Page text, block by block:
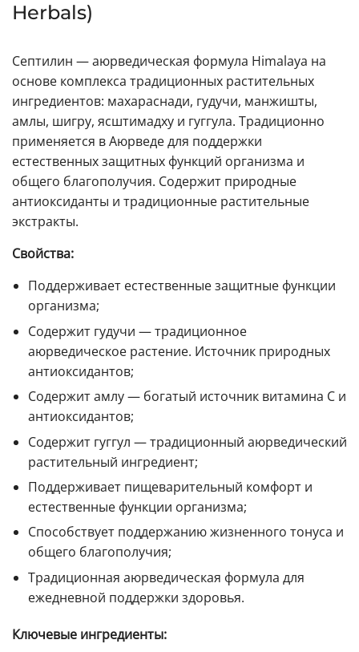
Herbals)
Септилин — аюрведическая формула Himalaya на
основе комплекса традиционных растительных
ингредиентов: махараснади, гудучи, манжишты,
амлы, шигру, ясштимадху и гуггула. Традиционно
применяется в Аюрведе для поддержки
естественных защитных функций организма и
общего благополучия. Содержит природные
антиоксиданты и традиционные растительные
экстракты.
Свойства:
Поддерживает естественные защитные функции
организма;
Содержит гудучи — традиционное
аюрведическое растение. Источник природных
антиоксидантов;
Содержит амлу — богатый источник витамина C и
антиоксидантов;
Содержит гуггул — традиционный аюрведический
растительный ингредиент;
Поддерживает пищеварительный комфорт и
естественные функции организма;
Способствует поддержанию жизненного тонуса и
общего благополучия;
Традиционная аюрведическая формула для
ежедневной поддержки здоровья.
Ключевые ингредиенты: